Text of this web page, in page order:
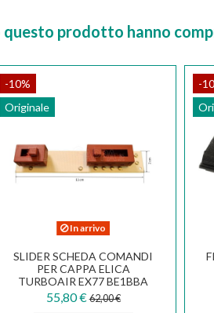
prodotto hanno
-10%
Originale
In arrivo
SLIDER SCHEDA COMANDI
PER CAPPA ELICA
TURBOAIR EX77 BE1BBA
55,80 €62,00 €
-